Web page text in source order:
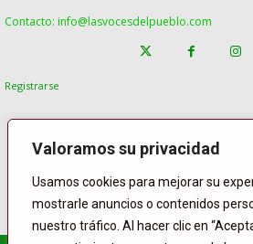
Valoramos su privacidad
Usamos cookies para mejorar su
mostrarle anuncios o contenidos
nuestro tráfico. Al hacer clic en
Contacto: info@lasvocesdelpueblo.com
Registrarse